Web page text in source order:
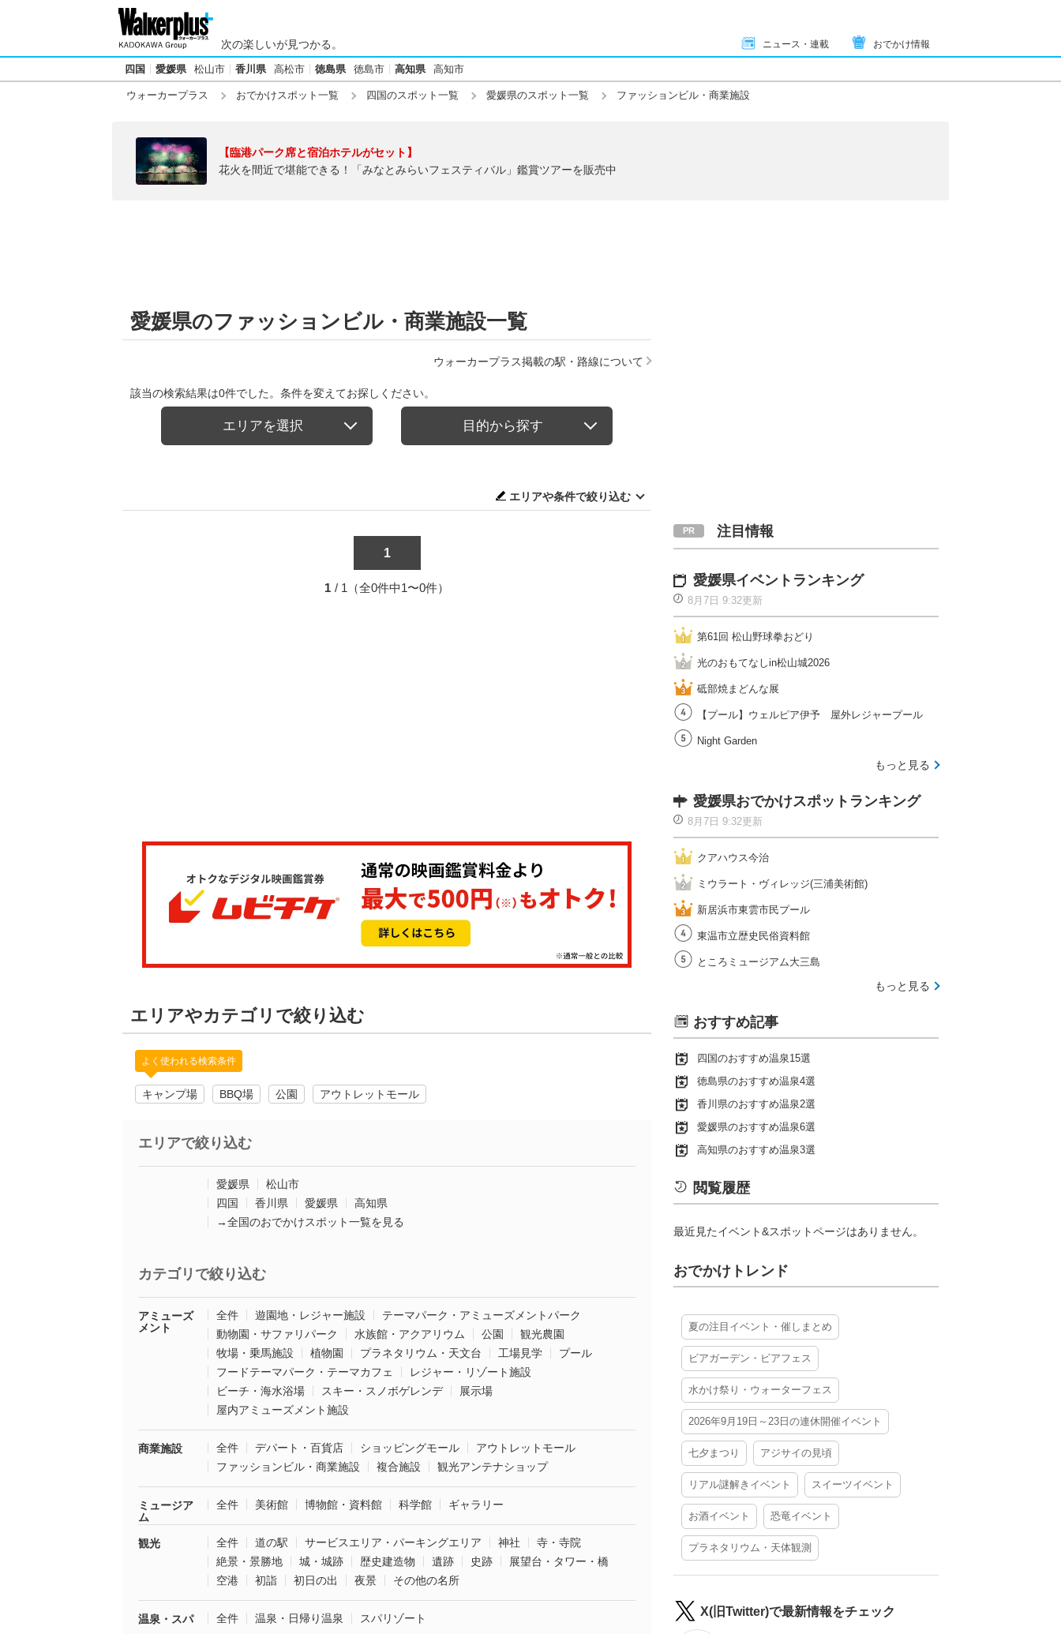
次の楽しいが見つかる。 ニュース・連載 おでかけ情報
四国 愛媛県 松山市 香川県 高松市 徳島県 徳島市 高知県 高知市
ウォーカープラス おでかけスポット一覧 四国のスポット一覧 愛媛県のスポット一覧 ファッションビル・商業施設
【臨港パーク席と宿泊ホテルがセット】
花火を間近で堪能できる！「みなとみらいフェスティバル」鑑賞ツアーを販売中
愛媛県のファッションビル・商業施設一覧
ウォーカープラス掲載の駅・路線について
該当の検索結果は0件でした。条件を変えてお探しください。
エリアを選択 目的から探す
エリアや条件で絞り込む
1
1 / 1（全0件中1〜0件）
エリアやカテゴリで絞り込む
よく使われる検索条件
キャンプ場 BBQ場 公園 アウトレットモール
エリアで絞り込む
愛媛県
松山市
四国
香川県 愛媛県
高知県
→全国のおでかけスポット一覧を見る
カテゴリで絞り込む
アミューズ
メント
全件 遊園地・レジャー施設
テーマパーク・アミューズメントパーク
動物園・サファリパーク
水族館・アクアリウム 公園
観光農園
牧場・乗馬施設
植物園 プラネタリウム・天文台 工場見学
プール
フードテーマパーク・テーマカフェ
レジャー・リゾート施設
ビーチ・海水浴場
スキー・スノボゲレンデ
展示場
屋内アミューズメント施設
商業施設 全件 デパート・百貨店 ショッピングモール
アウトレットモール
ファッションビル・商業施設
複合施設 観光アンテナショップ
ミュージア
ム
全件 美術館 博物館・資料館 科学館 ギャラリー
観光 全件 道の駅 サービスエリア・パーキングエリア 神社
寺・寺院
絶景・景勝地
城・城跡 歴史建造物 遺跡 史跡
展望台・タワー・橋
空港
初詣 初日の出 夜景 その他の名所
温泉・スパ 全件 温泉・日帰り温泉 スパリゾート
注目情報
愛媛県イベントランキング
8月7日 9:32更新
第61回 松山野球拳おどり
光のおもてなしin松山城2026
砥部焼まどんな展
【プール】ウェルピア伊予 屋外レジャープール
Night Garden
もっと見る
愛媛県おでかけスポットランキング
8月7日 9:32更新
クアハウス今治
ミウラート・ヴィレッジ(三浦美術館)
新居浜市東雲市民プール
東温市立歴史民俗資料館
ところミュージアム大三島
もっと見る
おすすめ記事
四国のおすすめ温泉15選
徳島県のおすすめ温泉4選
香川県のおすすめ温泉2選
愛媛県のおすすめ温泉6選
高知県のおすすめ温泉3選
閲覧履歴
最近見たイベント&スポットページはありません。
おでかけトレンド
夏の注目イベント・催しまとめ
ビアガーデン・ビアフェス
水かけ祭り・ウォーターフェス
2026年9月19日～23日の連休開催イベント
七夕まつり アジサイの見頃
リアル謎解きイベント スイーツイベント
お酒イベント 恐竜イベント
プラネタリウム・天体観測
X(旧Twitter)で最新情報をチェック